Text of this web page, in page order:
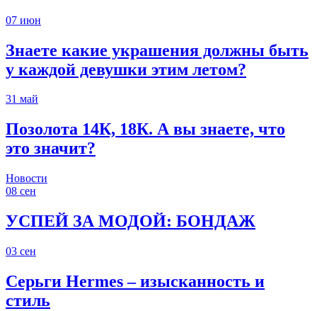
07 июн
Знаете какие украшения должны быть
у каждой девушки этим летом?
31 май
Позолота 14К, 18К. А вы знаете, что
это значит?
Новости
08 сен
УСПЕЙ ЗА МОДОЙ: БОНДАЖ
03 сен
Серьги Hermes – изысканность и
стиль